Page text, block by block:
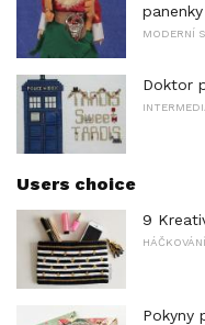
MODERNÍ
Doktor
Users choice
9
HÁČKOVÁNÍ
Pokyny